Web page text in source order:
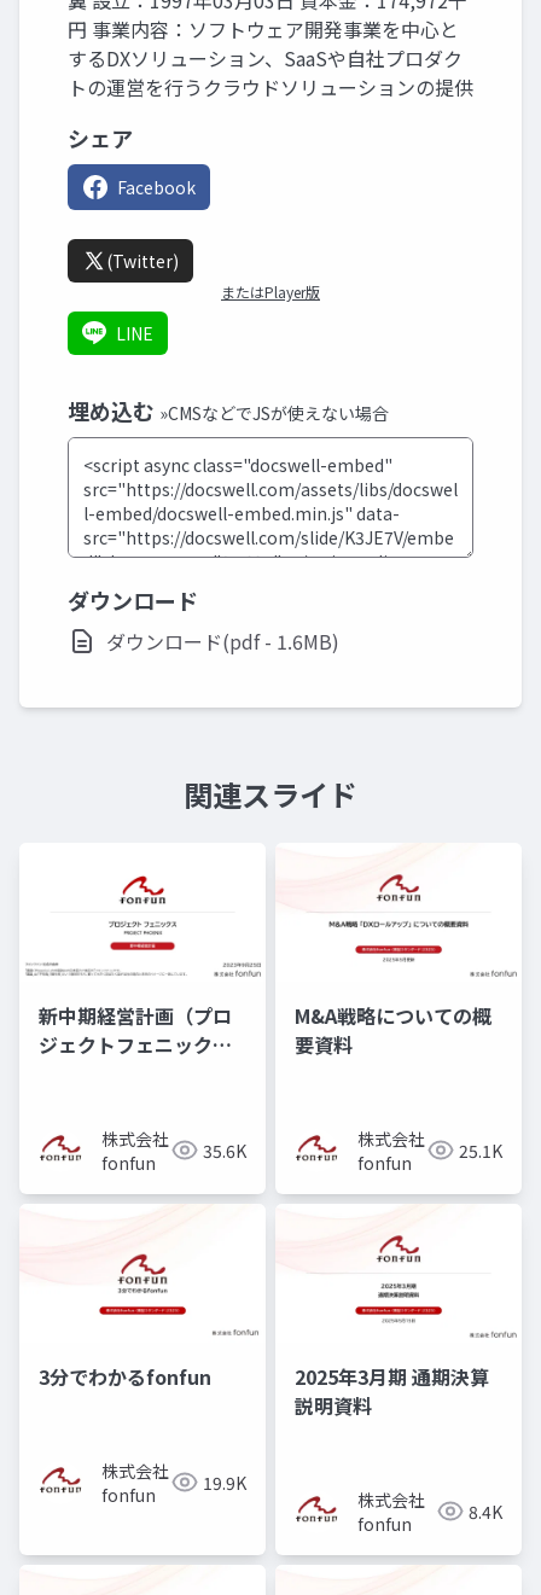
円 事業内容：ソフトウェア開発事業を中心と
するDXソリューション、SaaSや自社プロダク
トの運営を行うクラウドソリューションの提供
シェア
Facebook
(Twitter)
またはPlayer版
LINE
埋め込む »CMSなどでJSが使えない場合
ダウンロード
ダウンロード(pdf - 1.6MB)
関連スライド
新中期経営計画（プロ
ジェクトフェニック
株式会社
fonfun
35.6K
M&A戦略についての概
要資料
株式会社
fonfun
25.1K
3分でわかるfonfun
株式会社
fonfun
19.9K
2025年3月期 通期決算
説明資料
株式会社
fonfun
8.4K